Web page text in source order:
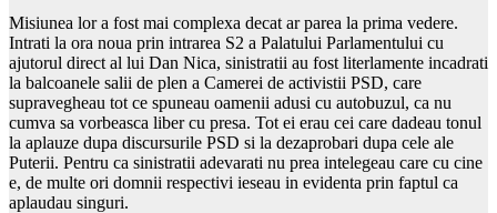
Misiunea lor a fost mai complexa decat ar parea la prima vedere.
Intrati la ora noua prin intrarea S2 a Palatului Parlamentului cu
ajutorul direct al lui Dan Nica, sinistratii au fost literlamente incadrati
la balcoanele salii de plen a Camerei de activistii PSD, care
supravegheau tot ce spuneau oamenii adusi cu autobuzul, ca nu
cumva sa vorbeasca liber cu presa. Tot ei erau cei care dadeau tonul
la aplauze dupa discursurile PSD si la dezaprobari dupa cele ale
Puterii. Pentru ca sinistratii adevarati nu prea intelegeau care cu cine
e, de multe ori domnii respectivi ieseau in evidenta prin faptul ca
aplaudau singuri.